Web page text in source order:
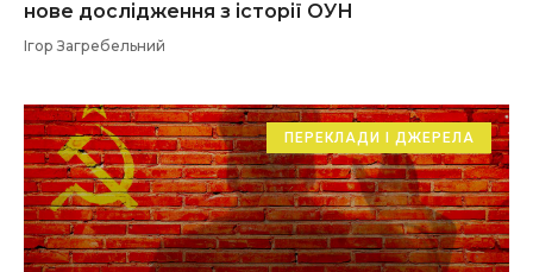
нове дослідження з історії ОУН
Ігор Загребельний
ПЕРЕКЛАДИ І ДЖЕРЕЛА